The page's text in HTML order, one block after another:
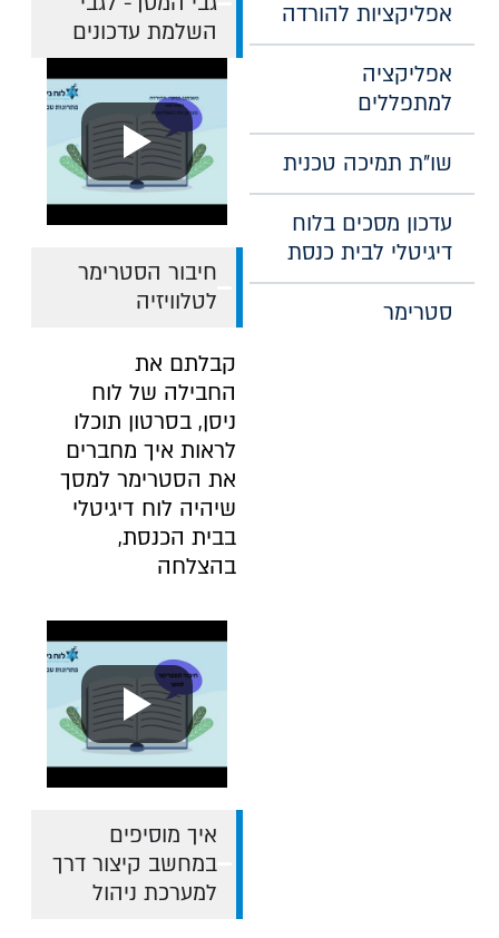
אפליקציות להורדה
אפליקציה
למתפללים
שו”ת תמיכה טכנית
עדכון מסכים בלוח
דיגיטלי לבית כנסת
סטרימר
השלמת עדכונים
חיבור הסטרימר
לטלוויזיה
קבלתם את
החבילה של לוח
ניסן, בסרטון תוכלו
לראות איך מחברים
את הסטרימר למסך
שיהיה לוח דיגיטלי
בבית הכנסת,
בהצלחה
איך מוסיפים
במחשב קיצור דרך
למערכת ניהול